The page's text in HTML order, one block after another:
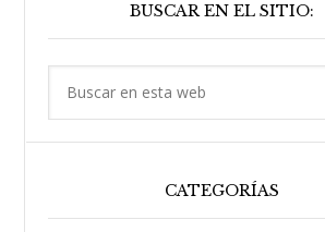
lateral
principal
BUSCAR EN EL SITIO:
CATEGORÍAS